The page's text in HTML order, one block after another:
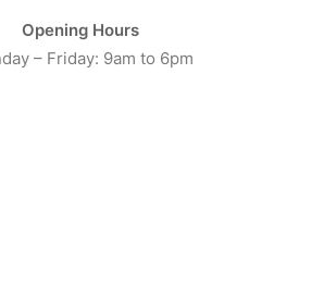
Opening Hours
– Friday: 9am to 6pm